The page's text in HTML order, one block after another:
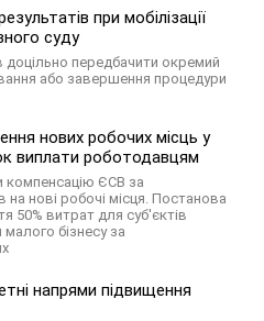
при мобілізації
суду
доцільно передбачити окремий
або завершення процедури
нових робочих місць у
виплати роботодавцям
компенсацію ЄСВ за
на нові робочі місця. Постанова
50% витрат для суб'єктів
бізнесу за
напрями підвищення